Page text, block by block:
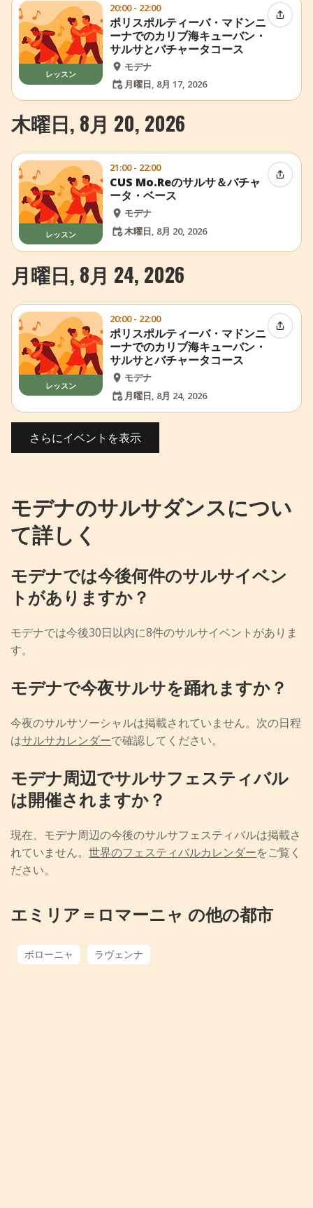
レッスン
20:00 - 22:00
ポリスポルティーバ・マドンニ
ーナでのカリブ海キューバン・
サルサとバチャータコース
モデナ
月曜日, 8月 17, 2026
イベン
木曜日, 8月 20, 2026
レッスン
21:00 - 22:00
CUS Mo.Reのサルサ＆バチャ
ータ・ベース
モデナ
木曜日, 8月 20, 2026
イベン
月曜日, 8月 24, 2026
レッスン
20:00 - 22:00
ポリスポルティーバ・マドンニ
ーナでのカリブ海キューバン・
サルサとバチャータコース
モデナ
月曜日, 8月 24, 2026
イベン
さらにイベントを表示
モデナのサルサダンスについ
て詳しく
モデナでは今後何件のサルサイベン
トがありますか？
モデナでは今後30日以内に8件のサルサイベントがありま
す。
モデナで今夜サルサを踊れますか？
今夜のサルサソーシャルは掲載されていません。次の日程
はサルサカレンダーで確認してください。
モデナ周辺でサルサフェスティバル
は開催されますか？
現在、モデナ周辺の今後のサルサフェスティバルは掲載さ
れていません。 世界のフェスティバルカレンダーをご覧く
ださい。
エミリア＝ロマーニャ の他の都市
ボローニャ ラヴェンナ